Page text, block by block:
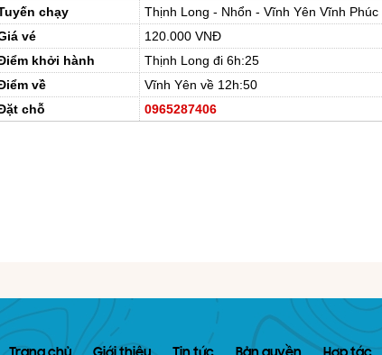
chạy
Thịnh Long - Nhổn - Vĩnh Yên Vĩnh Phúc
vé
120.000 VNĐ
khởi hành
Thịnh Long đi 6h:25
về
Vĩnh Yên về 12h:50
chỗ
0965287406